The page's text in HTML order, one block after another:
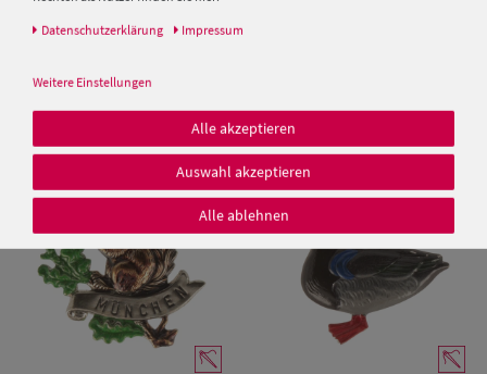
Breiter
17,95 €
Daten­schutz­erklärung Impressum
Weitere Einstellungen
Alle akzeptieren
Auswahl akzeptieren
Alle ablehnen